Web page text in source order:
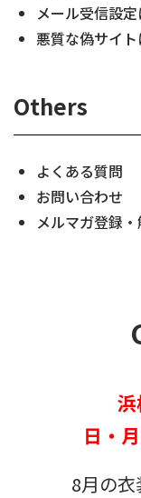
メール受信設
悪質な偽サイ
Others
よくある質問
お問い合わせ
メルマガ登録
日・
8月の